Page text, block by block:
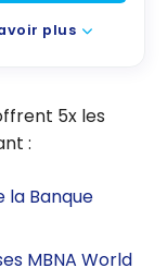
plus
5x les
:
la Banque
MBNA World